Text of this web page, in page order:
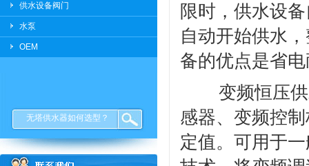
供水设备阀门
水泵
OEM
无塔供水器如何选型？
限时，供水设
自动开始供水
备的优点是省
变频恒压供
感器、变频控
定值。可用于